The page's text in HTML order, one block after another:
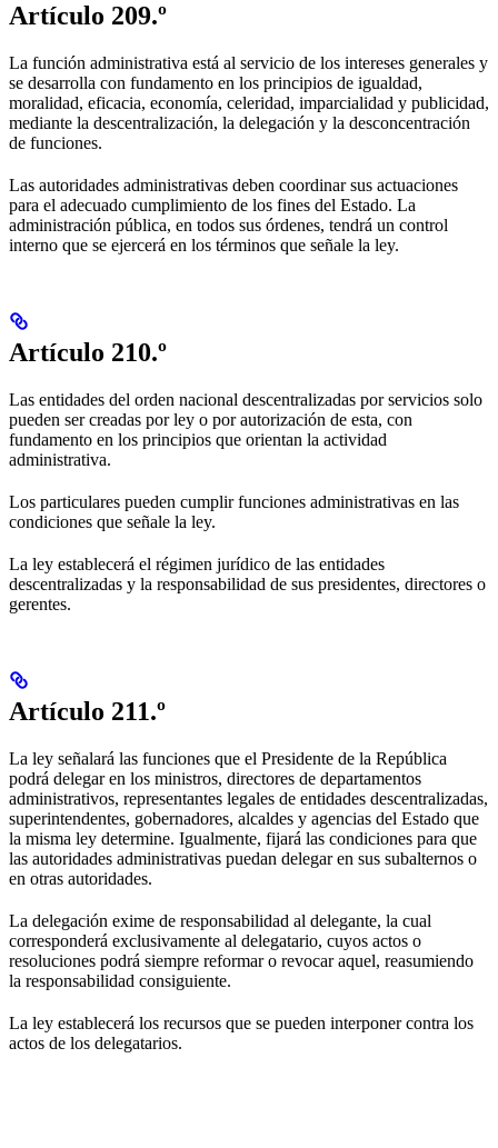
Artículo 209.º
La función administrativa está al servicio de los intereses generales y
se desarrolla con fundamento en los principios de igualdad,
moralidad, eficacia, economía, celeridad, imparcialidad y publicidad,
mediante la descentralización, la delegación y la desconcentración
de funciones.
Las autoridades administrativas deben coordinar sus actuaciones
para el adecuado cumplimiento de los fines del Estado. La
administración pública, en todos sus órdenes, tendrá un control
interno que se ejercerá en los términos que señale la ley.
Artículo 210.º
Las entidades del orden nacional descentralizadas por servicios solo
pueden ser creadas por ley o por autorización de esta, con
fundamento en los principios que orientan la actividad
administrativa.
Los particulares pueden cumplir funciones administrativas en las
condiciones que señale la ley.
La ley establecerá el régimen jurídico de las entidades
descentralizadas y la responsabilidad de sus presidentes, directores o
gerentes.
Artículo 211.º
La ley señalará las funciones que el Presidente de la República
podrá delegar en los ministros, directores de departamentos
administrativos, representantes legales de entidades descentralizadas,
superintendentes, gobernadores, alcaldes y agencias del Estado que
la misma ley determine. Igualmente, fijará las condiciones para que
las autoridades administrativas puedan delegar en sus subalternos o
en otras autoridades.
La delegación exime de responsabilidad al delegante, la cual
corresponderá exclusivamente al delegatario, cuyos actos o
resoluciones podrá siempre reformar o revocar aquel, reasumiendo
la responsabilidad consiguiente.
La ley establecerá los recursos que se pueden interponer contra los
actos de los delegatarios.